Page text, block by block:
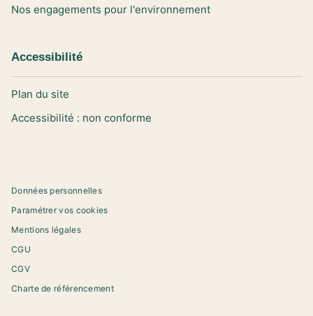
Nos engagements pour l'environnement
Accessibilité
Plan du site
Accessibilité : non conforme
Données personnelles
Paramétrer vos cookies
Mentions légales
CGU
CGV
Charte de référencement